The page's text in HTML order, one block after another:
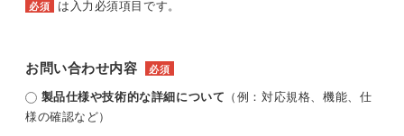
必須 は入力必須項目です。
お問い合わせ内容 必須
製品仕様や技術的な詳細について （例：対応規格、機能、仕
様の確認など）